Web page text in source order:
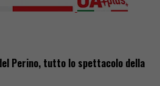
Perino, tutto lo spettacolo della